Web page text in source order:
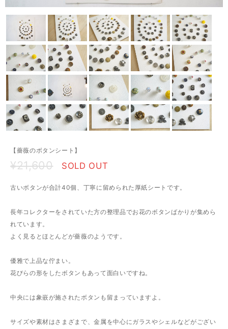
【薔薇のボタンシート】
¥21,600 SOLD OUT
古いボタンが合計40個、丁寧に留められた厚紙シートです。
長年コレクターをされていた方の整理品でお花のボタンばかりが集めら
れています。
よく見るとほとんどが薔薇のようです。
優雅で上品な佇まい。
花びらの形をしたボタンもあって面白いですね。
中央には象嵌が施されたボタンも留まっていますよ。
サイズや素材はさまざまで、金属を中心にガラスやシェルなどがござい